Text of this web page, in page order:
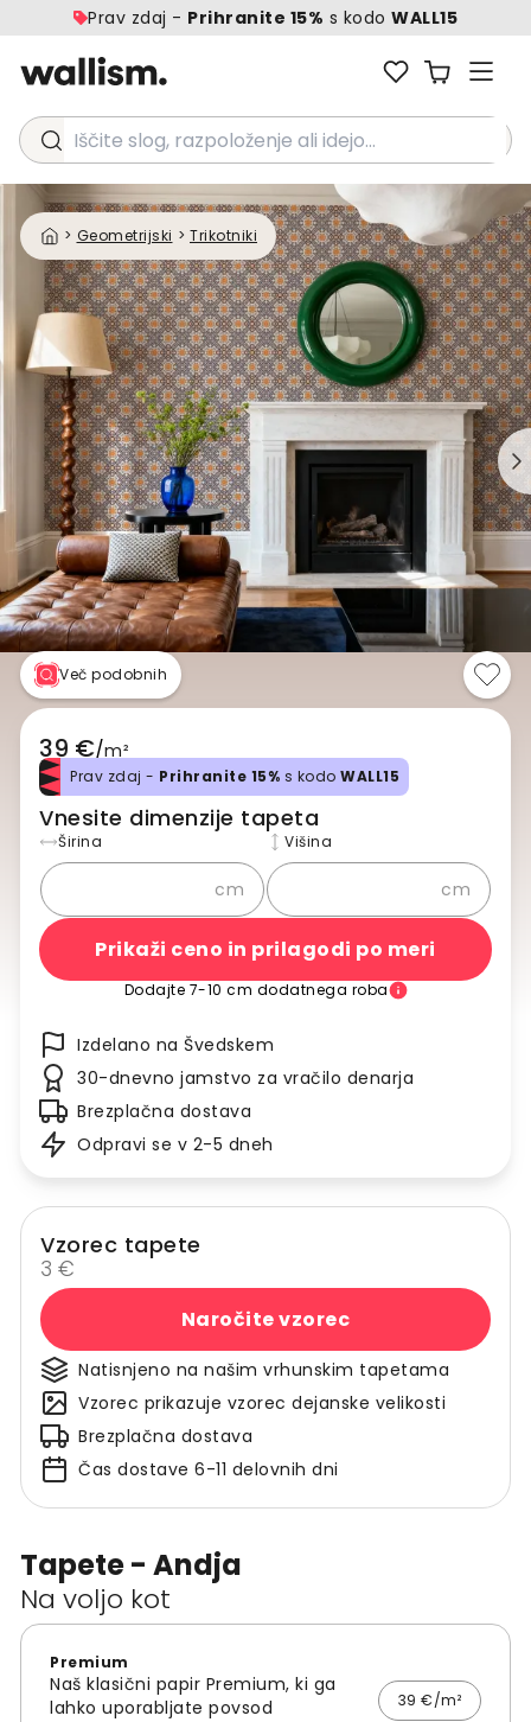
Prav zdaj - Prihranite 15% s kodo WALL15
Iščite slog, razpoloženje ali idejo...
> Geometrijski > Trikotniki
Tapete - Andja
Na voljo kot
Premium
Naš klasični papir Premium, ki ga
lahko uporabljate povsod
39 €/m²
Več podobnih
39 €/m²
Prav zdaj - Prihranite 15% s kodo WALL15
Vnesite dimenzije tapeta
Širina
cm
Višina
cm
Prikaži ceno in prilagodi po meri
Dodajte 7-10 cm dodatnega roba
Izdelano na Švedskem
30-dnevno jamstvo za vračilo denarja
Brezplačna dostava
Odpravi se v 2-5 dneh
Vzorec tapete
3 €
Naročite vzorec
Natisnjeno na našim vrhunskim tapetama
Vzorec prikazuje vzorec dejanske velikosti
Brezplačna dostava
Čas dostave 6-11 delovnih dni